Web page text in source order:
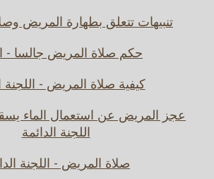
تنبيهات تتعلق بطهارة المريض
حكم صلاة المريض جالسا -
كيفية صلاة المريض - اللجنة
عجز المريض عن استعمال الماء
اللجنة الدائمة
صلاة المريض - اللجنة